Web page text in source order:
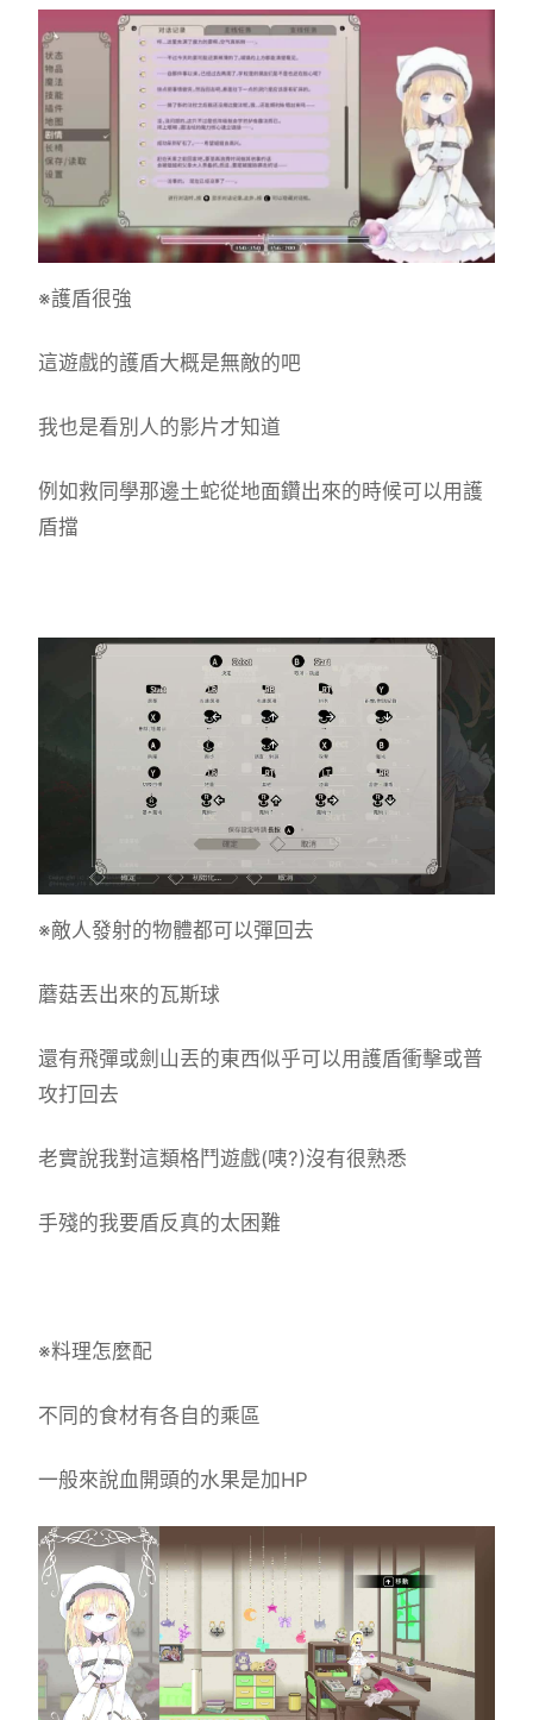
※護盾很強
這遊戲的護盾大概是無敵的吧
我也是看別人的影片才知道
例如救同學那邊土蛇從地面鑽出來的時候可以用護
盾擋
※敵人發射的物體都可以彈回去
蘑菇丟出來的瓦斯球
還有飛彈或劍山丟的東西似乎可以用護盾衝擊或普
攻打回去
老實說我對這類格鬥遊戲(咦?)沒有很熟悉
手殘的我要盾反真的太困難
※料理怎麼配
不同的食材有各自的乘區
一般來說血開頭的水果是加HP